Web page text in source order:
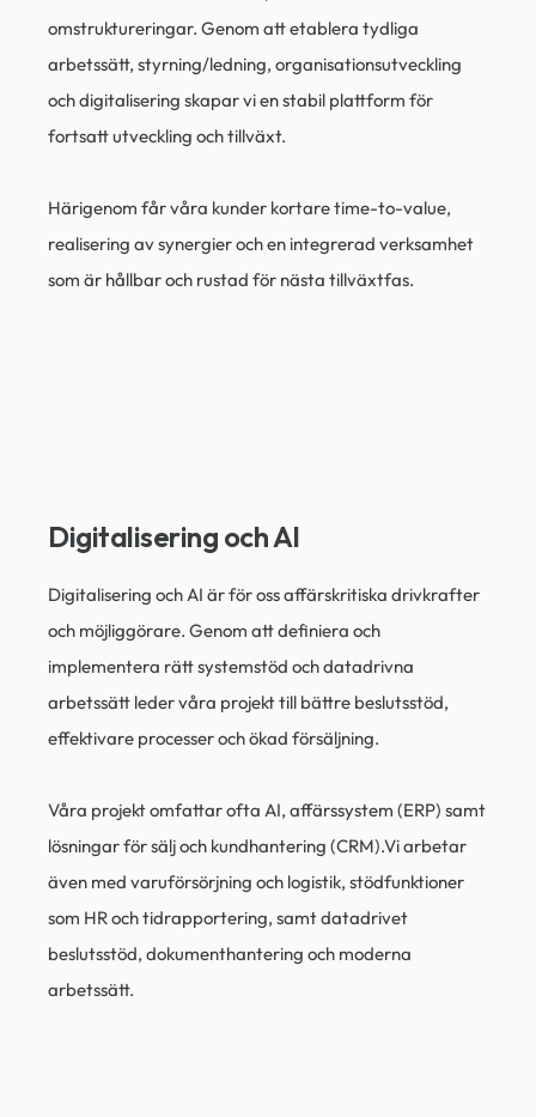
omstruktureringar. Genom att etablera tydliga
arbetssätt, styrning/ledning, organisationsutveckling
och digitalisering skapar vi en stabil plattform för
fortsatt utveckling och tillväxt.
Härigenom får våra kunder kortare time-to-value,
realisering av synergier och en integrerad verksamhet
som är hållbar och rustad för nästa tillväxtfas.
Digitalisering och AI​
Digitalisering och AI är för oss affärskritiska drivkrafter
och möjliggörare. Genom att definiera och
implementera rätt systemstöd och datadrivna
arbetssätt leder våra projekt till bättre beslutsstöd,
effektivare processer och ökad försäljning.
Våra projekt omfattar ofta AI, affärssystem (ERP) samt
lösningar för sälj och kundhantering (CRM).Vi arbetar
även med varuförsörjning och logistik, stödfunktioner
som HR och tidrapportering, samt datadrivet
beslutsstöd, dokumenthantering och moderna
arbetssätt.